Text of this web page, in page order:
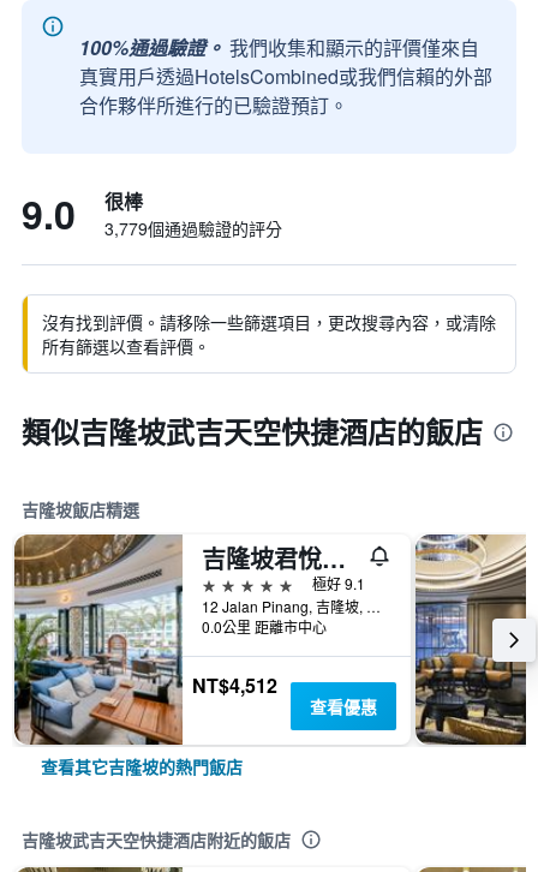
100%通過驗證。 我們收集和顯示的評價僅來自
真實用戶透過HotelsCombined或我們信賴的外部
合作夥伴所進行的已驗證預訂。
9.0 很棒
3,779個通過驗證的評分
沒有找到評價。請移除一些篩選項目，更改搜尋內容，或清除
所有篩選以查看評價。
類似吉隆坡武吉天空快捷酒店的飯店
吉隆坡飯店精選
吉隆坡君悅酒店
5星級
極好 9.1
12 Jalan Pinang, 吉隆坡, 馬來西亞
0.0公里 距離市中心
NT$4,512
查看優惠
查看其它吉隆坡的熱門飯店
吉隆坡武吉天空快捷酒店附近的飯店